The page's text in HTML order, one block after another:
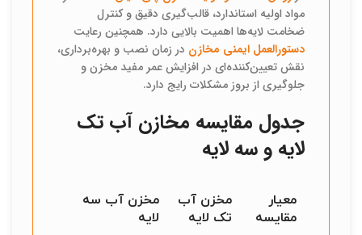
مواد اولیه استاندارد، قالب‌گیری دقیق و کنترل
ضخامت لایه‌ها اهمیت بالایی دارد. همچنین رعایت
دستورالعمل ایمنی مخازن در زمان نصب و بهره‌برداری،
نقش تعیین‌کننده‌ای در افزایش عمر مفید مخزن و
جلوگیری از بروز مشکلات رایج دارد.
جدول مقایسه مخازن آب تک
لایه و سه لایه
معیار
مقایسه
مخزن آب
تک لایه
مخزن آب سه
لایه